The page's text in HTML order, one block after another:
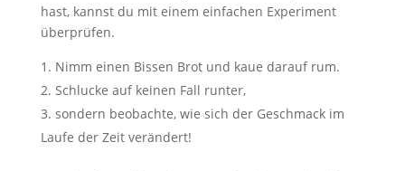
hast, kannst du mit einem einfachen Experiment
überprüfen.
Nimm einen Bissen Brot und kaue darauf rum.
Schlucke auf keinen Fall runter,
sondern beobachte, wie sich der Geschmack im
Laufe der Zeit verändert!